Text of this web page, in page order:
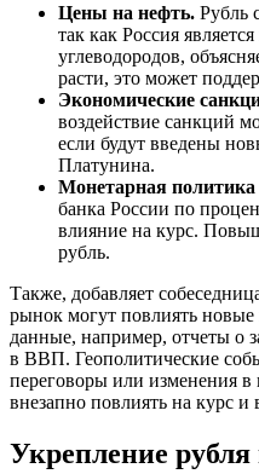
Цены на нефть. Рубль
так как Россия
углеводородов,
расти, это может
Экономические
воздействие санкций
если будут введены
Платунина.
Монетарная
банка России по
влияние на курс.
рубль.
Также, добавляет
рынок могут повлиять
данные, например, отчеты о
в ВВП. Геополитические
переговоры или изменения в
внезапно повлиять на курс и
Укрепление